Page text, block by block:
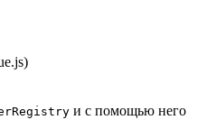
и с помощью него